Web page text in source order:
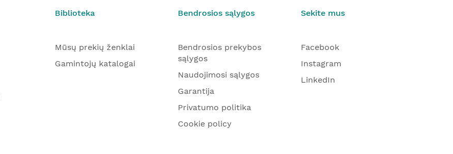
Biblioteka
Mūsų prekių ženklai
Gamintojų katalogai
Bendrosios sąlygos
Bendrosios prekybos
sąlygos
Naudojimosi sąlygos
Garantija
Privatumo politika
Cookie policy
Sekite mus
Facebook
Instagram
LinkedIn